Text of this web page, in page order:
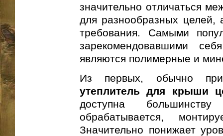
значительно отличаться
для разнообразных целей,
требования. Самыми
зарекомендовавшими
являются полимерные и
Из первых, обычно
утеплитель для крыши
доступна
обрабатывается,
Значительно понижает